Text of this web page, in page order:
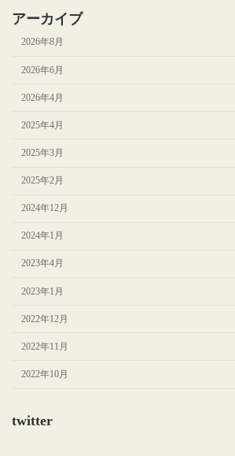
アーカイブ
2026年8月
2026年6月
2026年4月
2025年4月
2025年3月
2025年2月
2024年12月
2024年1月
2023年4月
2023年1月
2022年12月
2022年11月
2022年10月
twitter